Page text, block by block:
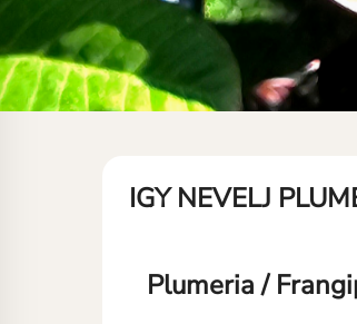
IGY NEVELJ
Plumeria /